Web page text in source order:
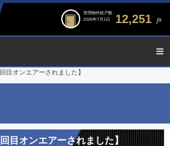
管理物件総戸数
2026年7月1日
12,251 戸
目オンエアーされました】
目オンエアーされました】